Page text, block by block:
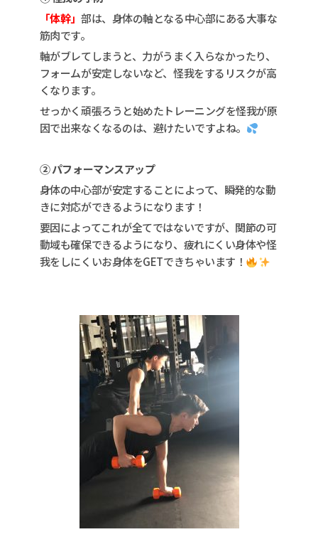
「体幹」部は、身体の軸となる中心部にある大事な
筋肉です。
軸がブレてしまうと、力がうまく入らなかったり、
フォームが安定しないなど、怪我をするリスクが高
くなります。
せっかく頑張ろうと始めたトレーニングを怪我が原
因で出来なくなるのは、避けたいですよね。
② パフォーマンスアップ
身体の中心部が安定することによって、瞬発的な動
きに対応ができるようになります！
要因によってこれが全てではないですが、関節の可
動域も確保できるようになり、疲れにくい身体や怪
我をしにくいお身体をGETできちゃいます！